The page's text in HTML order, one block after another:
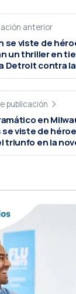
anterior
se viste de
un thriller en
Detroit contra
publicación
en
viste de
triunfo en la